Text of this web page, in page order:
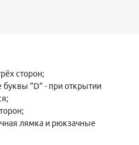
сторон;
"D" - при открытии
лямка и рюкзачные